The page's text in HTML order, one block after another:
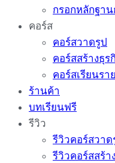
กรอกหลักฐา
คอร์ส
คอร์สวาดรูป
คอร์สสร้างธุ
คอร์สเรียนรา
ร้านค้า
บทเรียนฟรี
รีวิว
รีวิวคอร์สวาด
รีวิวคอร์สสร้